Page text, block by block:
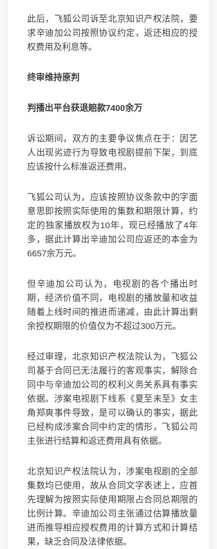
此后，飞狐公司诉至北京知识产权法院，要
求辛迪加公司按照协议约定，返还相应的授
权费用及利息等。
终审维持原判
判播出平台获退赔款7400余万
诉讼期间，双方的主要争议焦点在于：因艺
人出现劣迹行为导致电视剧提前下架，到底
应该按什么标准返还费用。
飞狐公司认为，应该按照协议条款中的字面
意思即按照实际使用的集数和期限计算，约
定的独家播放权为10年，现已经播放了4年
多，据此计算出辛迪加公司应返还的本金为
6657余万元。
但辛迪加公司认为，电视剧的各个播出时
期，经济价值不同，电视剧的播放量和收益
随着上线时间的推进而递减，由此计算出剩
余授权期限的价值仅为不超过300万元。
经过审理，北京知识产权法院认为，飞狐公
司基于合同已无法履行的客观事实，解除合
同中与辛迪加公司的权利义务关系具有事实
依据。涉案电视剧下线系《夏至未至》女主
角郑爽事件导致，是可以确认的事实，据此
已经构成涉案合同中约定的情形，飞狐公司
主张进行结算和返还费用具有依据。
北京知识产权法院认为，涉案电视剧的全部
集数均已使用，故从合同文字表述上，应首
先理解为按照实际使用期限占合同总期限的
比例计算。辛迪加公司主张通过估算播放量
进而推导相应授权费用的计算方式和计算结
果，缺乏合同及法律依据。